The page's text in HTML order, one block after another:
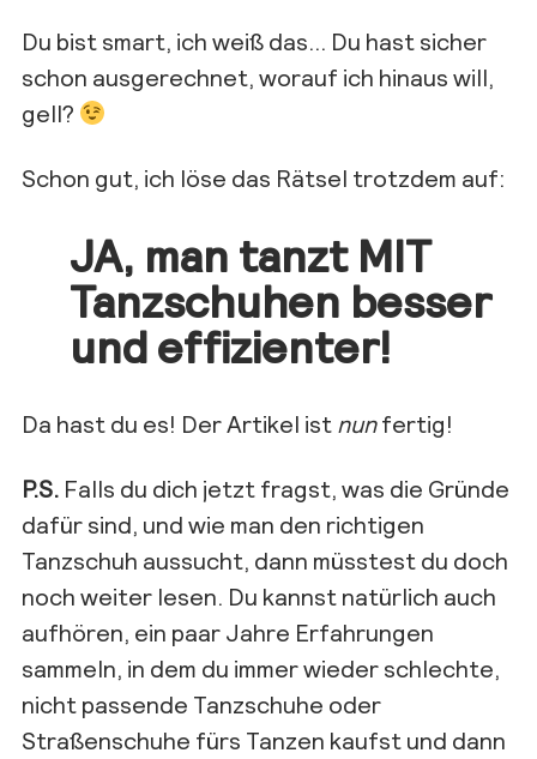
Du bist smart, ich weiß das… Du hast sicher
schon ausgerechnet, worauf ich hinaus will,
gell?
Schon gut, ich löse das Rätsel trotzdem auf:
JA, man tanzt MIT
Tanzschuhen besser
und effizienter!
Da hast du es! Der Artikel ist nunfertig!
P.S. Falls du dich jetzt fragst, was die Gründe
dafür sind, und wie man den richtigen
Tanzschuh aussucht, dann müsstest du doch
noch weiter lesen. Du kannst natürlich auch
aufhören, ein paar Jahre Erfahrungen
sammeln, in dem du immer wieder schlechte,
nicht passende Tanzschuhe oder
Straßenschuhe fürs Tanzen kaufst und dann